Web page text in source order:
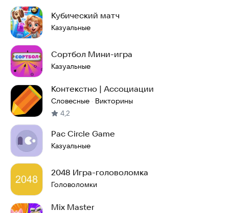
Кубический матч
Казуальные
Сортбол Мини-игра
Казуальные
Контекстно | Ассоциации
Словесные · Викторины
4,2
Pac Circle Game
Казуальные
2048 Игра-головоломка
Головоломки
Mix Master